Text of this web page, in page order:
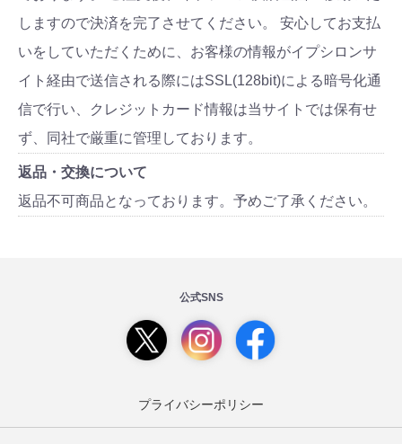
しますので決済を完了させてください。 安心してお支払
いをしていただくために、お客様の情報がイプシロンサ
イト経由で送信される際にはSSL(128bit)による暗号化通
信で行い、クレジットカード情報は当サイトでは保有せ
ず、同社で厳重に管理しております。
返品・交換について
返品不可商品となっております。予めご了承ください。
公式SNS
プライバシーポリシー